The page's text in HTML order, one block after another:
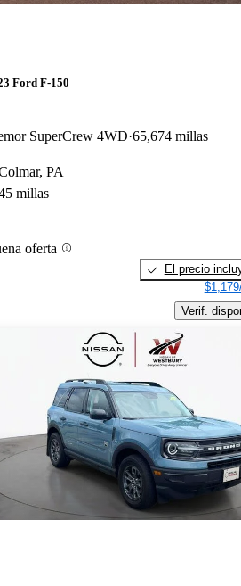
Ford F-150
SuperCrew 4WD 65,674 millas
PA
millas
oferta
El precio
Verif.